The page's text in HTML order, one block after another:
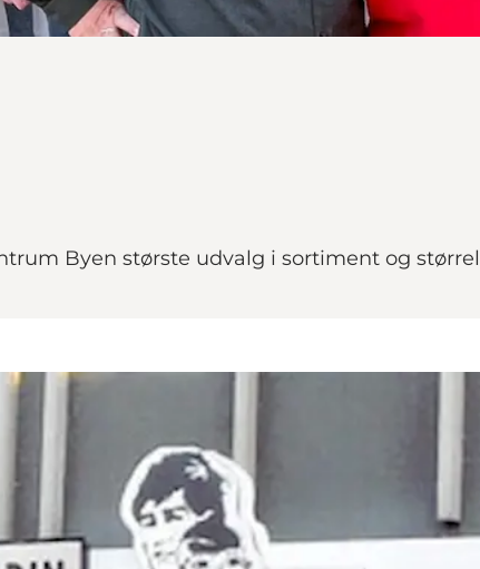
Byen største udvalg i sortiment og